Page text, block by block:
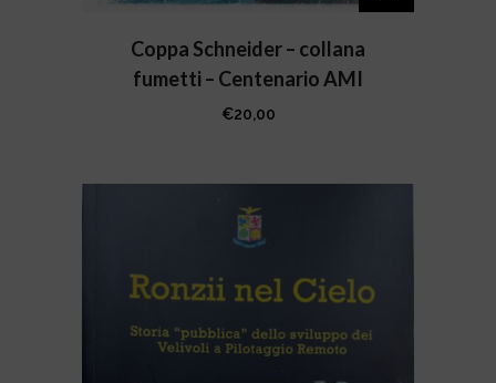
Coppa Schneider – collana
fumetti – Centenario AMI
€20,00